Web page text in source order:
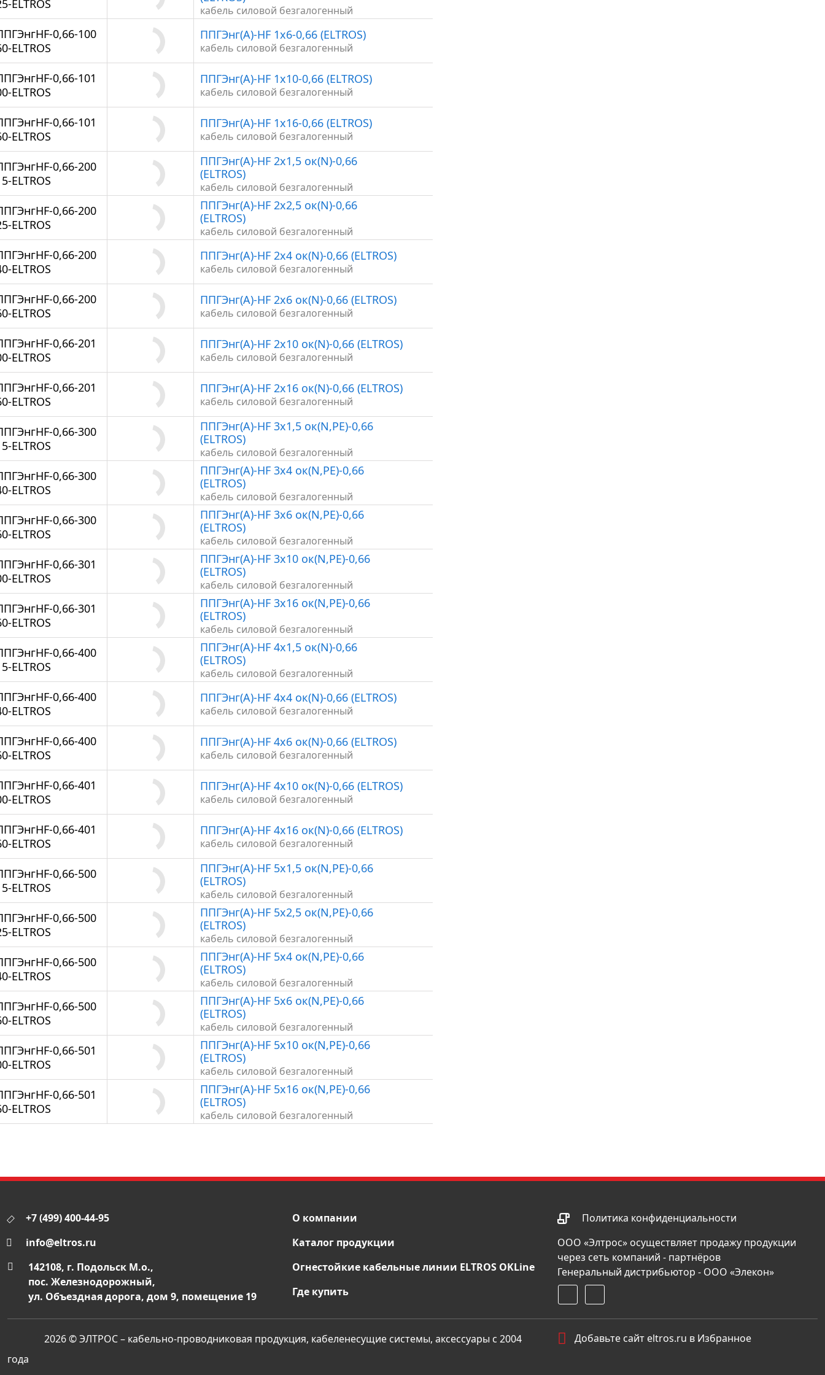
ELTROS
кабель силовой безгалогенный
0,66-100
ELTROS
ППГЭнг(А)-HF 1х6-0,66 (ELTROS)
кабель силовой безгалогенный
0,66-101
ELTROS
ППГЭнг(А)-HF 1х10-0,66 (ELTROS)
кабель силовой безгалогенный
0,66-101
ELTROS
ППГЭнг(А)-HF 1х16-0,66 (ELTROS)
кабель силовой безгалогенный
0,66-200
ELTROS
ППГЭнг(А)-HF 2х1,5 ок(N)-0,66
(ELTROS)
кабель силовой безгалогенный
0,66-200
ELTROS
ППГЭнг(А)-HF 2х2,5 ок(N)-0,66
(ELTROS)
кабель силовой безгалогенный
0,66-200
ELTROS
ППГЭнг(А)-HF 2х4 ок(N)-0,66 (ELTROS)
кабель силовой безгалогенный
0,66-200
ELTROS
ППГЭнг(А)-HF 2х6 ок(N)-0,66 (ELTROS)
кабель силовой безгалогенный
0,66-201
ELTROS
ППГЭнг(А)-HF 2х10 ок(N)-0,66 (ELTROS)
кабель силовой безгалогенный
0,66-201
ELTROS
ППГЭнг(А)-HF 2х16 ок(N)-0,66 (ELTROS)
кабель силовой безгалогенный
0,66-300
ELTROS
ППГЭнг(А)-HF 3х1,5 ок(N,PE)-0,66
(ELTROS)
кабель силовой безгалогенный
0,66-300
ELTROS
ППГЭнг(А)-HF 3х4 ок(N,PE)-0,66
(ELTROS)
кабель силовой безгалогенный
0,66-300
ELTROS
ППГЭнг(А)-HF 3х6 ок(N,PE)-0,66
(ELTROS)
кабель силовой безгалогенный
0,66-301
ELTROS
ППГЭнг(А)-HF 3х10 ок(N,PE)-0,66
(ELTROS)
кабель силовой безгалогенный
0,66-301
ELTROS
ППГЭнг(А)-HF 3х16 ок(N,PE)-0,66
(ELTROS)
кабель силовой безгалогенный
0,66-400
ELTROS
ППГЭнг(А)-HF 4х1,5 ок(N)-0,66
(ELTROS)
кабель силовой безгалогенный
0,66-400
ELTROS
ППГЭнг(А)-HF 4х4 ок(N)-0,66 (ELTROS)
кабель силовой безгалогенный
0,66-400
ELTROS
ППГЭнг(А)-HF 4х6 ок(N)-0,66 (ELTROS)
кабель силовой безгалогенный
0,66-401
ELTROS
ППГЭнг(А)-HF 4х10 ок(N)-0,66 (ELTROS)
кабель силовой безгалогенный
0,66-401
ELTROS
ППГЭнг(А)-HF 4х16 ок(N)-0,66 (ELTROS)
кабель силовой безгалогенный
0,66-500
ELTROS
ППГЭнг(А)-HF 5х1,5 ок(N,PE)-0,66
(ELTROS)
кабель силовой безгалогенный
0,66-500
ELTROS
ППГЭнг(А)-HF 5х2,5 ок(N,PE)-0,66
(ELTROS)
кабель силовой безгалогенный
0,66-500
ELTROS
ППГЭнг(А)-HF 5х4 ок(N,PE)-0,66
(ELTROS)
кабель силовой безгалогенный
0,66-500
ELTROS
ППГЭнг(А)-HF 5х6 ок(N,PE)-0,66
(ELTROS)
кабель силовой безгалогенный
0,66-501
ELTROS
ППГЭнг(А)-HF 5х10 ок(N,PE)-0,66
(ELTROS)
кабель силовой безгалогенный
0,66-501
ELTROS
ППГЭнг(А)-HF 5х16 ок(N,PE)-0,66
(ELTROS)
кабель силовой безгалогенный
+7 (499) 400-44-95
info@eltros.ru
142108, г. Подольск М.о.,
пос. Железнодорожный,
ул. Объездная дорога, дом 9, помещение 19
О компании
Каталог продукции
Огнестойкие кабельные линии ELTROS OKLine
Где купить
Политика конфиденциальности
ООО «Элтрос» осуществляет продажу продукции
через сеть компаний - партнёров
Генеральный дистрибьютор - ООО «Элекон»
2026 © ЭЛТРОС – кабельно-проводниковая продукция, кабеленесущие системы, аксессуары с 2004
года
Добавьте сайт eltros.ru в Избранное